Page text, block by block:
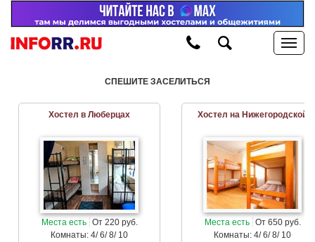
СПЕШИТЕ ЗАСЕЛИТЬСЯ
Хостел в Люберцах
Места есть От 220 руб.
Комнаты: 4/ 6/ 8/ 10
Хостел на Нижегородской
Места есть От 650 руб.
Комнаты: 4/ 6/ 8/ 10